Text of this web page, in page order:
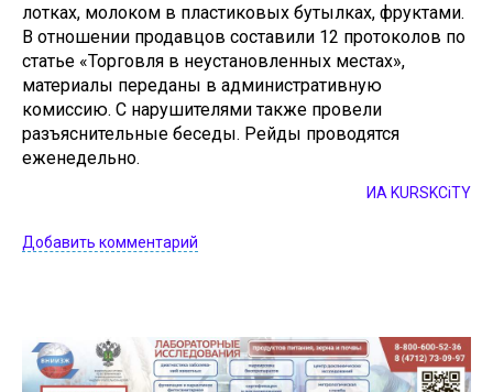
лотках, молоком в пластиковых бутылках, фруктами.
В отношении продавцов составили 12 протоколов по
статье «Торговля в неустановленных местах»,
материалы переданы в административную
комиссию. С нарушителями также провели
разъяснительные беседы. Рейды проводятся
еженедельно.
ИА KURSKCiTY
Добавить комментарий